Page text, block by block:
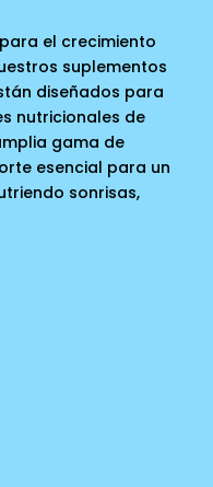
el crecimiento
suplementos
diseñados para
nutricionales de
gama de
esencial para un
sonrisas,